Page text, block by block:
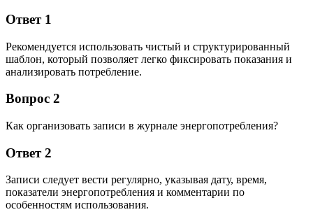
Ответ 1
Рекомендуется использовать чистый и структурированный
шаблон, который позволяет легко фиксировать показания и
анализировать потребление.
Вопрос 2
Как организовать записи в журнале энергопотребления?
Ответ 2
Записи следует вести регулярно, указывая дату, время,
показатели энергопотребления и комментарии по
особенностям использования.